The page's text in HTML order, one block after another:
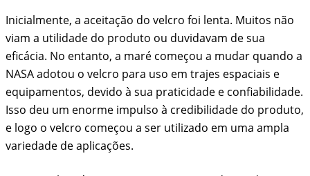
Inicialmente, a aceitação do velcro foi lenta. Muitos não
viam a utilidade do produto ou duvidavam de sua
eficácia. No entanto, a maré começou a mudar quando a
NASA adotou o velcro para uso em trajes espaciais e
equipamentos, devido à sua praticidade e confiabilidade.
Isso deu um enorme impulso à credibilidade do produto,
e logo o velcro começou a ser utilizado em uma ampla
variedade de aplicações.